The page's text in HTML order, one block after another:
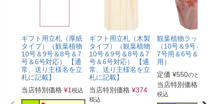
ギフト用立札（厚紙
タイプ）（観葉植物
10号＆9号＆8号＆7
号＆6号対応） 【通
常、送り主様名を立
札に記載】
当店特別価格 ¥1 税込
ギフト用立札（木製
タイプ）（観葉植物
10号＆9号＆8号＆7
号＆6号対応） 【通
常、送り主様名を立
札に記載】
当店特別価格 ¥374
税込
観葉植物ラッピン
（10号＆9号＆8号
7号用＆6号＆5号
用）
定価 ¥550のところ
当店特別価格
税込